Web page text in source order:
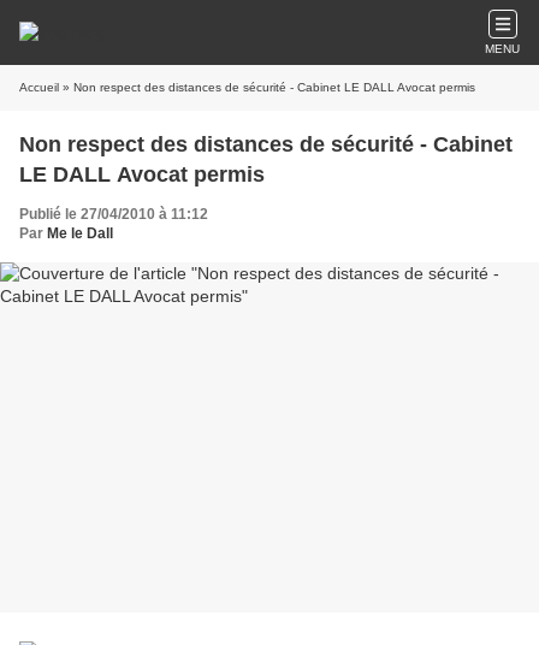
MENU
Accueil » Non respect des distances de sécurité - Cabinet LE DALL Avocat permis
Non respect des distances de sécurité - Cabinet
LE DALL Avocat permis
Publié le 27/04/2010 à 11:12
Par Me le Dall